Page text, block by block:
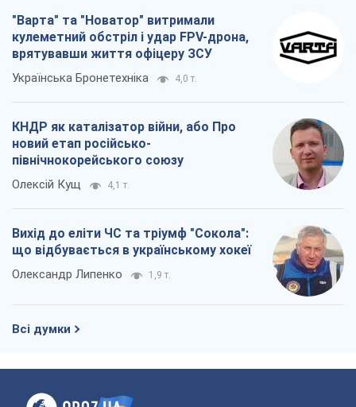
"Варта" та "Новатор" витримали
кулеметний обстріл і удар FPV-дрона,
врятувавши життя офіцеру ЗСУ
Українська Бронетехніка 4,0 т.
КНДР як каталізатор війни, або Про
новий етап російсько-
північнокорейського союзу
Олексій Кущ 4,1 т.
Вихід до еліти ЧС та тріумф "Сокола":
що відбувається в українському хокеї
Олександр Липенко 1,9 т.
Всі думки